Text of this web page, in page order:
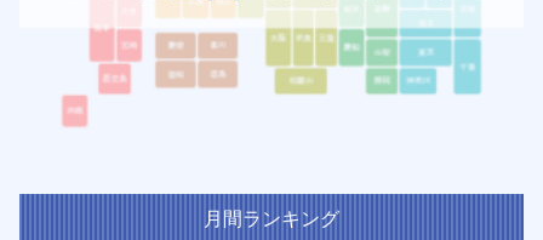
月間ランキング